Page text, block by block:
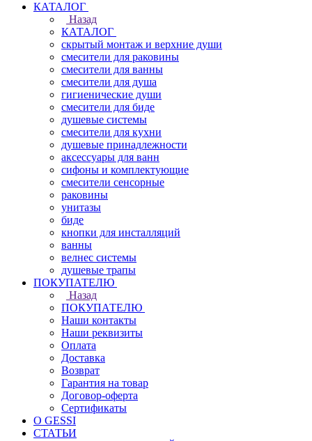
КАТАЛОГ
Назад
КАТАЛОГ
скрытый монтаж и верхние души
смесители для раковины
смесители для ванны
смесители для душа
гигиенические души
смесители для биде
душевые системы
смесители для кухни
душевые принадлежности
аксессуары для ванн
сифоны и комплектующие
смесители сенсорные
раковины
унитазы
биде
кнопки для инсталляций
ванны
велнес системы
душевые трапы
ПОКУПАТЕЛЮ
Назад
ПОКУПАТЕЛЮ
Наши контакты
Наши реквизиты
Оплата
Доставка
Возврат
Гарантия на товар
Договор-оферта
Сертификаты
О GESSI
СТАТЬИ